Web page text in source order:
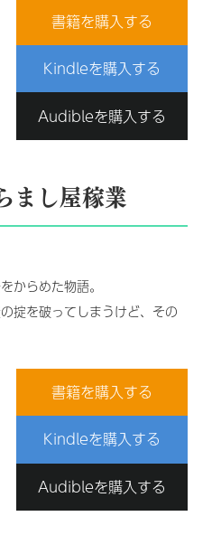
書籍を購入する
Kindleを購入する
Audibleを購入する
まし屋稼業
からめた物語。
掟を破ってしまうけど、その
書籍を購入する
Kindleを購入する
Audibleを購入する